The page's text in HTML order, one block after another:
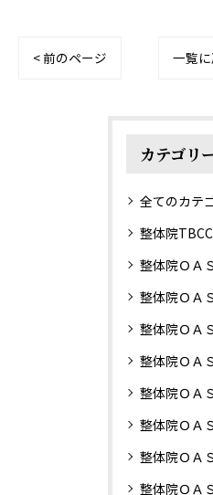
< 前のページ 一覧
カテゴリ
全てのカテ
整体院
整体院ＯＡ
整体院ＯＡＳ
整体院ＯＡ
整体院ＯＡ
整体院ＯＡＳ
整体院ＯＡ
整体院ＯＡ
整体院ＯＡＳＩ